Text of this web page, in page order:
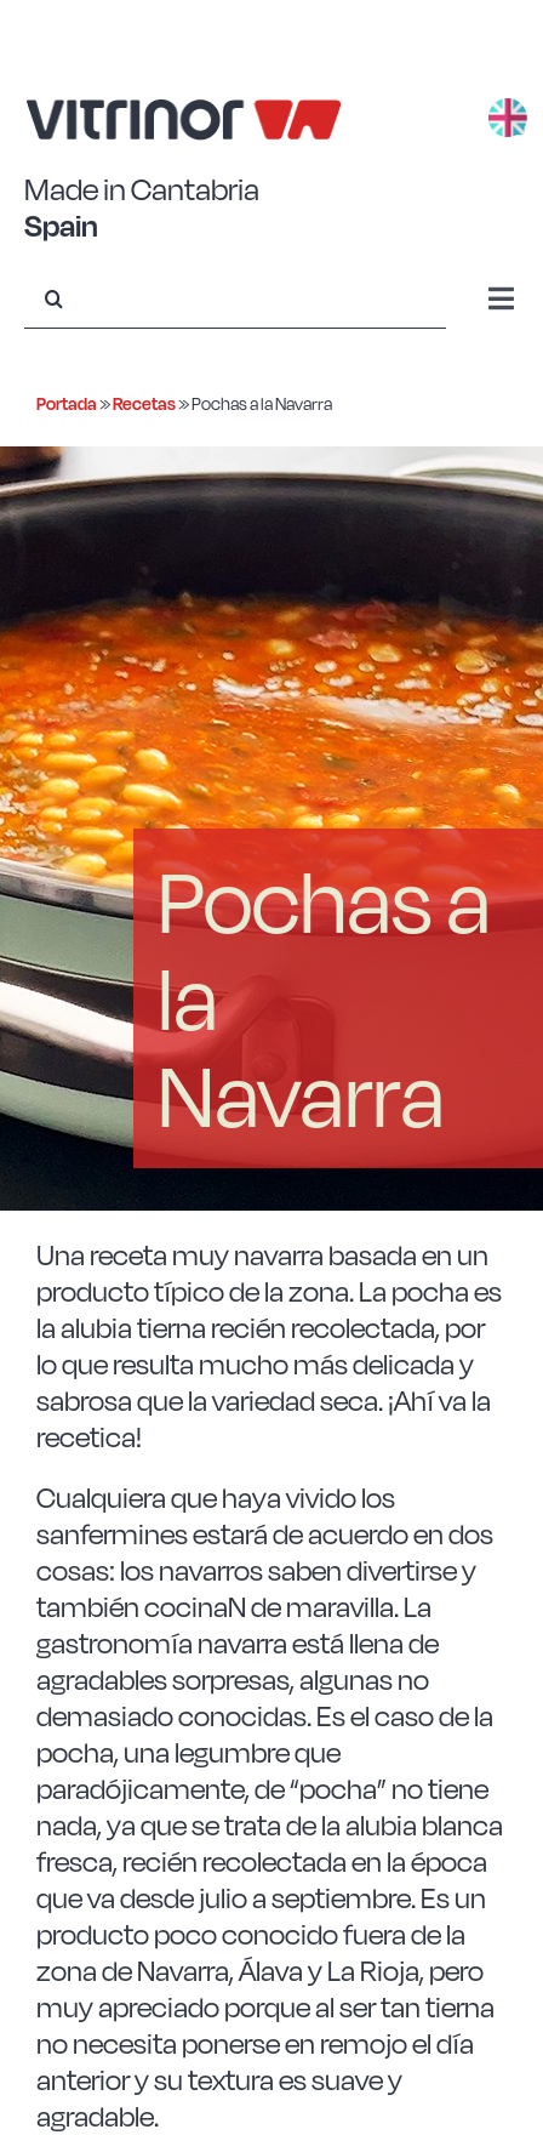
Made in Cantabria
Spain
Aluminio forjado
Acero forjado
Borosilicato
Más Menaje
Sostenibles
Somos Cooperativa
Cocinando
Las Noticias
FAQ
Contacto
Portada»Recetas»Pochas a la Navarra
Pochas a
la
Navarra
Una receta muy navarra basada en un
producto típico de la zona. La pocha es
la alubia tierna recién recolectada, por
lo que resulta mucho más delicada y
sabrosa que la variedad seca. ¡Ahí va la
recetica!
Cualquiera que haya vivido los
sanfermines estará de acuerdo en dos
cosas: los navarros saben divertirse y
también cocinaN de maravilla. La
gastronomía navarra está llena de
agradables sorpresas, algunas no
demasiado conocidas. Es el caso de la
pocha, una legumbre que
paradójicamente, de “pocha” no tiene
nada, ya que se trata de la alubia blanca
fresca, recién recolectada en la época
que va desde julio a septiembre. Es un
producto poco conocido fuera de la
zona de Navarra, Álava y La Rioja, pero
muy apreciado porque al ser tan tierna
no necesita ponerse en remojo el día
anterior y su textura es suave y
agradable.